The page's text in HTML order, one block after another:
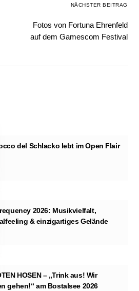
NÄCHSTER BEITRAG
Fotos von Fortuna Ehrenfeld
auf dem Gamescom Festival
del Schlacko lebt im Open Flair
2026: Musikvielfalt,
& einzigartiges Gelände
HOSEN – „Trink aus! Wir
gehen!“ am Bostalsee 2026